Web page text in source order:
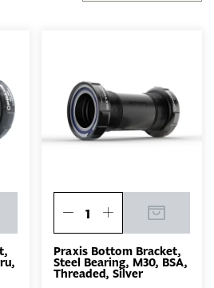
Praxis Bottom Bracket,
Steel Bearing, M30, BSA,
Threaded, Silver